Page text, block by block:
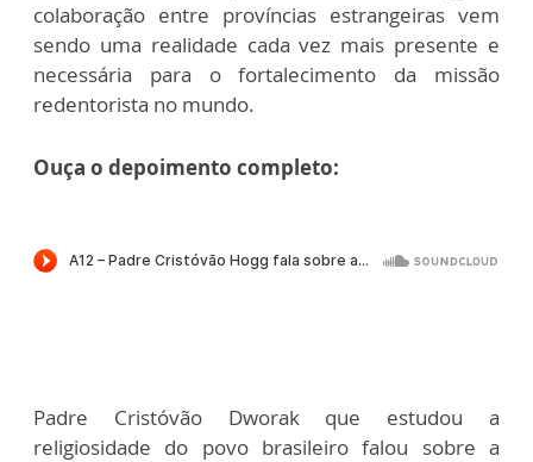
colaboração entre províncias estrangeiras vem
sendo uma realidade cada vez mais presente e
necessária para o fortalecimento da missão
redentorista no mundo.
Ouça o depoimento completo:
Padre Cristóvão Dworak que estudou a
religiosidade do povo brasileiro falou sobre a